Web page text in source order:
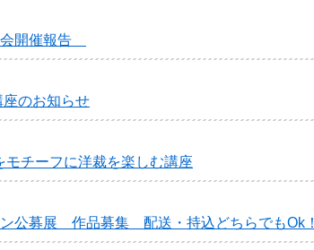
開催報告
のお知らせ
チーフに洋裁を楽しむ講座
公募展 作品募集 配送・持込どちらでもOk！